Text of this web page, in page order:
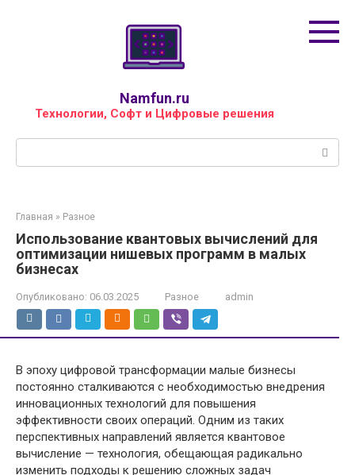
Namfun.ru
Технологии, Софт и Цифровые решения
Главная » Разное
Использование квантовых вычислений для
оптимизации нишевых программ в малых
бизнесах
Опубликовано: 06.03.2025 Разное admin
В эпоху цифровой трансформации малые бизнесы
постоянно сталкиваются с необходимостью внедрения
инновационных технологий для повышения
эффективности своих операций. Одним из таких
перспективных направлений является квантовое
вычисление — технология, обещающая радикально
изменить подходы к решению сложных задач